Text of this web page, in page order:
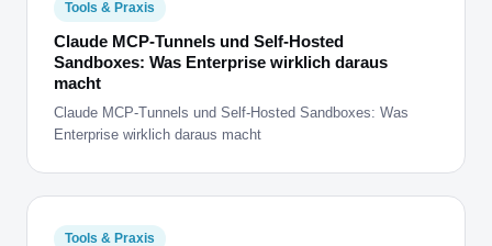
Tools & Praxis
Claude MCP-Tunnels und Self-Hosted
Sandboxes: Was Enterprise wirklich daraus
macht
Claude MCP-Tunnels und Self-Hosted Sandboxes: Was
Enterprise wirklich daraus macht
Tools & Praxis